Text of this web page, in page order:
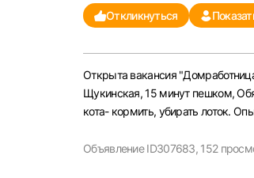
Откликнуться
Открыта вакансия
Щукинская, 15 минут пешком,
кота- кормить, убирать лоток.
Объявление ID307683, 152